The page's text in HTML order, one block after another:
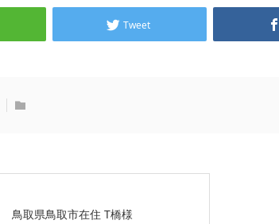
Tweet
鳥取県鳥取市在住 T橋様